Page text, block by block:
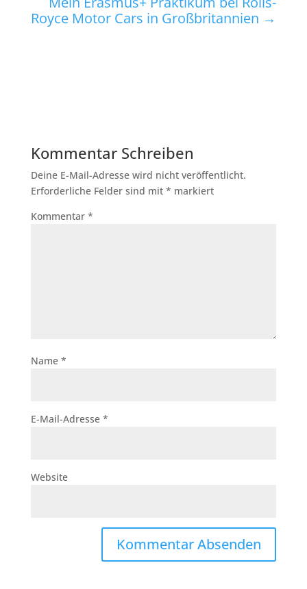
Royce Motor Cars in Großbritannien →
Kommentar Schreiben
Deine E-Mail-Adresse wird nicht veröffentlicht.
Erforderliche Felder sind mit * markiert
Kommentar *
Name *
E-Mail-Adresse *
Website